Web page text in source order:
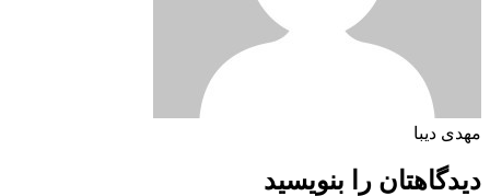
مهدی دیبا
دیدگاهتان را بنویسید